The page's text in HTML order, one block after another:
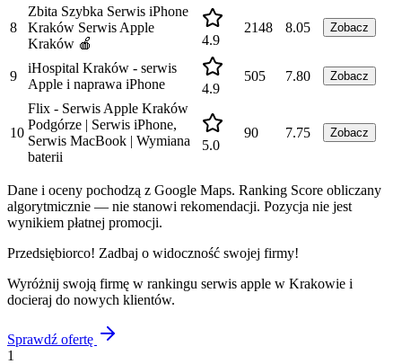
8
Zbita Szybka Serwis iPhone
Kraków Serwis Apple
Kraków 🍎
4.9
2148 8.05 Zobacz
9
iHospital Kraków - serwis
Apple i naprawa iPhone
4.9
505 7.80 Zobacz
10
Flix - Serwis Apple Kraków
Podgórze | Serwis iPhone,
Serwis MacBook | Wymiana
baterii
5.0
90 7.75 Zobacz
Dane i oceny pochodzą z Google Maps. Ranking Score obliczany
algorytmicznie — nie stanowi rekomendacji. Pozycja nie jest
wynikiem płatnej promocji.
Przedsiębiorco! Zadbaj o widoczność swojej firmy!
Wyróżnij swoją firmę w rankingu serwis apple w Krakowie i
docieraj do nowych klientów.
Sprawdź ofertę
1